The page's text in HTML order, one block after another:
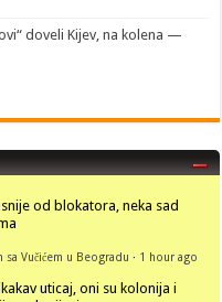
doveli Kijev, na kolena —
od blokatora, neka sad
sa Vučićem u Beogradu · 1 hour ago
uticaj, oni su kolonija i